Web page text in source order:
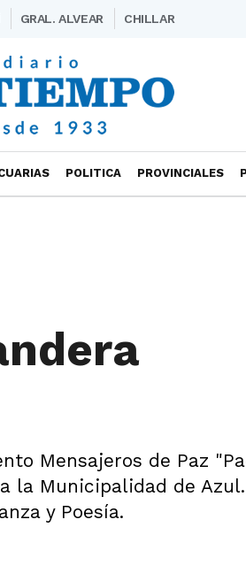
GRAL. ALVEAR CHILLAR
POLITICA PROVINCIALES
Mensajeros de Paz
la Municipalidad de
y Poesía.